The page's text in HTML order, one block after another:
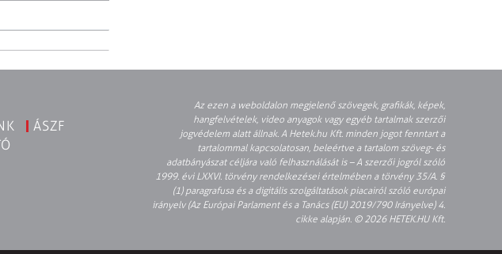
ÁSZF
Az ezen a weboldalon megjelenő szövegek, grafikák, képek,
hangfelvételek, video anyagok vagy egyéb tartalmak szerzői
jogvédelem alatt állnak. A Hetek.hu Kft. minden jogot fenntart a
tartalommal kapcsolatosan, beleértve a tartalom szöveg- és
adatbányászat céljára való felhasználását is – A szerzői jogról szóló
1999. évi LXXVI. törvény rendelkezései értelmében a törvény 35/A. §
(1) paragrafusa és a digitális szolgáltatások piacairól szóló európai
irányelv (Az Európai Parlament és a Tanács (EU) 2019/790 Irányelve) 4.
cikke alapján. © 2026 HETEK.HU Kft.